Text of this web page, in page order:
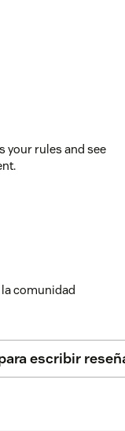
your rules and see
comunidad
escribir